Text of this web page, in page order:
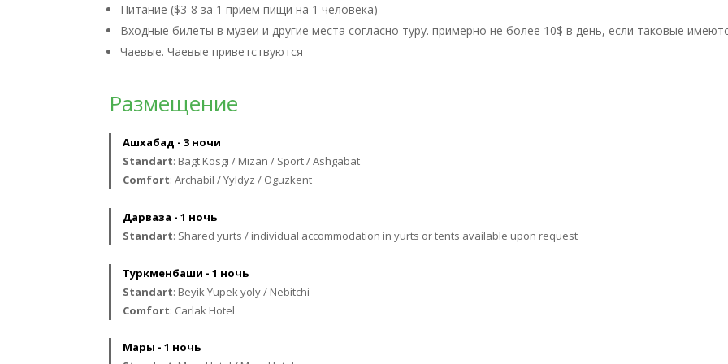
Питание ($3-8 за 1 прием пищи на 1 человека)
Входные билеты в музеи и другие места согласно туру. примерно не более 10$ в день, если таковые
Чаевые. Чаевые приветствуются
Размещение
Ашхабад - 3 ночи
Standart: Bagt Kosgi / Mizan / Sport / Ashgabat
Comfort: Archabil / Yyldyz / Oguzkent
Дарваза - 1 ночь
Standart: Shared yurts / individual accommodation in yurts or tents available upon request
Туркменбаши - 1 ночь
Standart: Beyik Yupek yoly / Nebitchi
Comfort: Carlak Hotel
Мары - 1 ночь